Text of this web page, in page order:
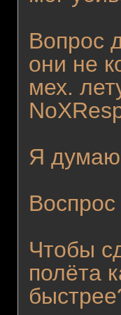
Вопрос
они не
мех.
Я думаю
Чтобы
полёта